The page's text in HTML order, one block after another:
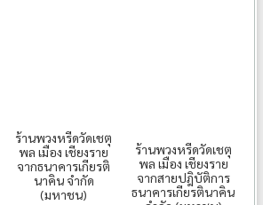
ร้านพวงหรีดวัดเชตุ
พล เมือง เชียงราย
จากธนาคารเกียรติ
นาคิน จำกัด
(มหาชน)
ร้านพวงหรีดวัดเชตุ
พล เมือง เชียงราย
จากสายปฎิบัติการ
ธนาคารเกียรตินาคิน